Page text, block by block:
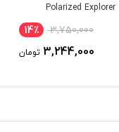
Polarized Explorer
3,750,000 14٪
3,244,000 تومان